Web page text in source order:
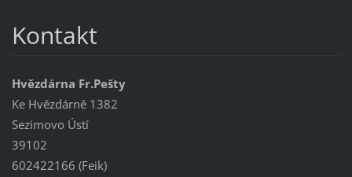
Kontakt
Hvězdárna Fr.Pešty
Ke Hvězdárně 1382
Sezimovo Ústí
39102
602422166 (Feik)